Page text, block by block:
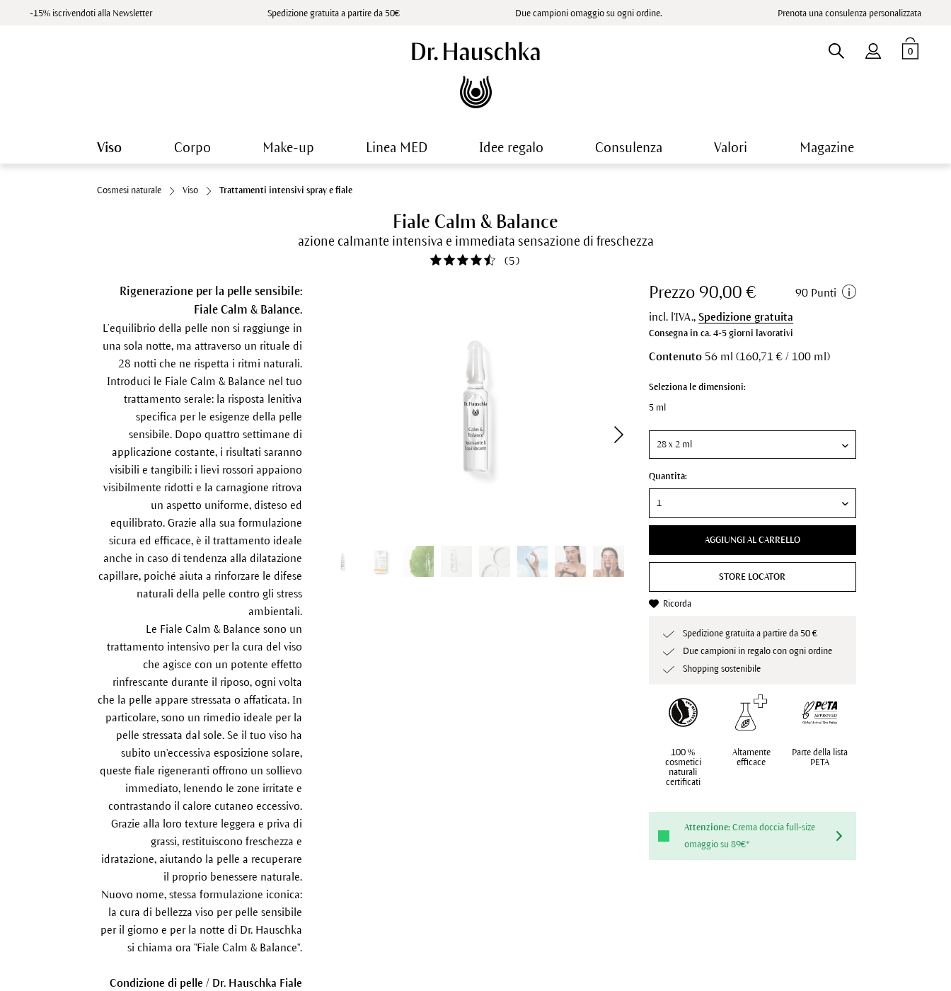
-15% iscrivendoti alla Newsletter Spedizione gratuita a partire da 50€ Due campioni omaggio su ogni ordine. Prenota una consulenza personalizzata
0
Viso Corpo Make-up Linea MED Idee regalo Consulenza Valori Magazine
Cosmesi naturale Viso Trattamenti intensivi spray e fiale
Fiale Calm & Balance
azione calmante intensiva e immediata sensazione di freschezza
(5)
Rigenerazione per la pelle sensibile:
Fiale Calm & Balance.
L’equilibrio della pelle non si raggiunge in
una sola notte, ma attraverso un rituale di
28 notti che ne rispetta i ritmi naturali.
Introduci le Fiale Calm & Balance nel tuo
trattamento serale: la risposta lenitiva
specifica per le esigenze della pelle
sensibile. Dopo quattro settimane di
applicazione costante, i risultati saranno
visibili e tangibili: i lievi rossori appaiono
visibilmente ridotti e la carnagione ritrova
un aspetto uniforme, disteso ed
equilibrato. Grazie alla sua formulazione
sicura ed efficace, è il trattamento ideale
anche in caso di tendenza alla dilatazione
capillare, poiché aiuta a rinforzare le difese
naturali della pelle contro gli stress
ambientali.
Le Fiale Calm & Balance sono un
trattamento intensivo per la cura del viso
che agisce con un potente effetto
rinfrescante durante il riposo, ogni volta
che la pelle appare stressata o affaticata. In
particolare, sono un rimedio ideale per la
pelle stressata dal sole. Se il tuo viso ha
subito un'eccessiva esposizione solare,
queste fiale rigeneranti offrono un sollievo
immediato, lenendo le zone irritate e
contrastando il calore cutaneo eccessivo.
Grazie alla loro texture leggera e priva di
grassi, restituiscono freschezza e
idratazione, aiutando la pelle a recuperare
il proprio benessere naturale.
Nuovo nome, stessa formulazione iconica:
la cura di bellezza viso per pelle sensibile
per il giorno e per la notte di Dr. Hauschka
si chiama ora "Fiale Calm & Balance".
Condizione di pelle / Dr. Hauschka Fiale
Prezzo 90,00 € 90 Punti
incl. l'IVA.,Spedizione gratuita
Consegna in ca. 4-5 giorni lavorativi
Contenuto 56 ml (160,71 € / 100 ml)
Seleziona le dimensioni:
5 ml
Quantità:
AGGIUNGI AL CARRELLO
STORE LOCATOR
Ricorda
Spedizione gratuita a partire da 50 €
Due campioni in regalo con ogni ordine
Shopping sostenibile
100 %
cosmetici
naturali
certificati
Altamente
efficace
Parte della lista
PETA
Attenzione: Crema doccia full-size
omaggio su 89€*